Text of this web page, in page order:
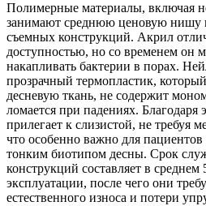
Полимерные материалы, включая
занимают среднюю ценовую нишу
съемных конструкций. Акрил
доступностью, но со временем он
накапливать бактерии в порах.
прозрачный термопластик,
десневую ткань, не содержит
ломается при падениях. Благодаря
прилегает к слизистой, не требуя
что особенно важно для
тонким биотипом десны. Срок
конструкций составляет в
эксплуатации, после чего они
естественного износа и потери